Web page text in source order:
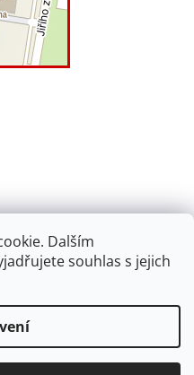
Dalším
souhlas s jejich